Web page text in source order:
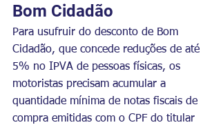
Bom Cidadão
Para usufruir do desconto de Bom
Cidadão, que concede reduções de até
5% no IPVA de pessoas físicas, os
motoristas precisam acumular a
quantidade mínima de notas fiscais de
compra emitidas com o CPF do titular